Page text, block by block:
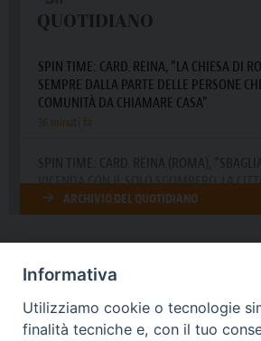
DIOCESI SUBURBICARIA
Contatti:Tel.: 06.93268401 -
Informativa
Utilizziamo cookie o tecnologie
finalità tecniche e, con il tuo